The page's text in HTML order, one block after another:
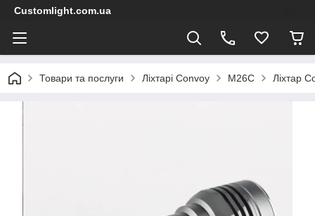
Customlight.com.ua
Товари та послуги Ліхтарі Convoy M26C Ліхтар